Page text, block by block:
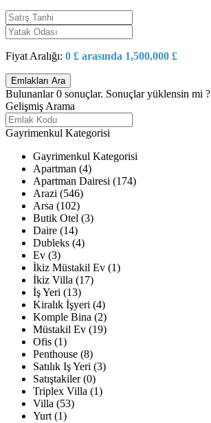
Fiyat Aralığı: 0 £ arasında 1,500,000 £
Bulunanlar0 sonuçlar. Sonuçlar yüklensin mi ?
Gelişmiş Arama
Gayrimenkul Kategorisi
Gayrimenkul Kategorisi
Apartman (4)
Apartman Dairesi (174)
Arazi (546)
Arsa (102)
Butik Otel (3)
Daire (14)
Dubleks (4)
Ev (3)
İkiz Müstakil Ev (1)
İkiz Villa (17)
İş Yeri (13)
Kiralık İşyeri (4)
Komple Bina (2)
Müstakil Ev (19)
Ofis (1)
Penthouse (8)
Satılık Iş Yeri (3)
Satıştakiler (0)
Triplex Villa (1)
Villa (53)
Yurt (1)